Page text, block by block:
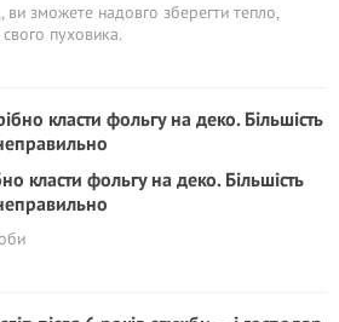
зможете надовго зберегти тепло,
пуховика.
класти фольгу на деко. Більшість